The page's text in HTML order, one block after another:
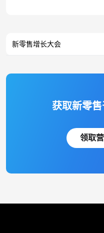
新零售增长大会
获取新零
领取